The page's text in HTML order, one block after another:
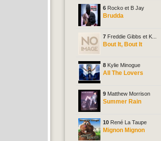
6 Rocko et B Jay
Brudda
7 Freddie Gibbs et K...
Bout It, Bout It
8 Kylie Minogue
All The Lovers
9 Matthew Morrison
Summer Rain
10 René La Taupe
Mignon Mignon